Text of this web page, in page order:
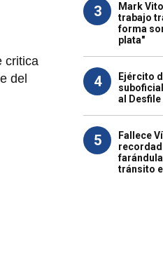
critica
del
3
Mark
trabajo
forma
plata"
4
Ejército
al
5
Fallece
tránsito